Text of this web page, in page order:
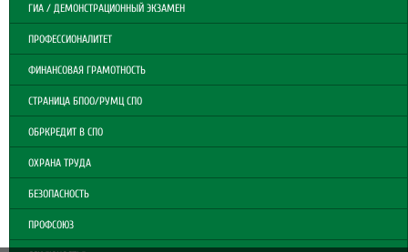
ГИА / ДЕМОНСТРАЦИОННЫЙ ЭКЗАМЕН
ПРОФЕССИОНАЛИТЕТ
ФИНАНСОВАЯ ГРАМОТНОСТЬ
СТРАНИЦА БПОО/РУМЦ СПО
ОБРКРЕДИТ В СПО
ОХРАНА ТРУДА
БЕЗОПАСНОСТЬ
ПРОФСОЮЗ